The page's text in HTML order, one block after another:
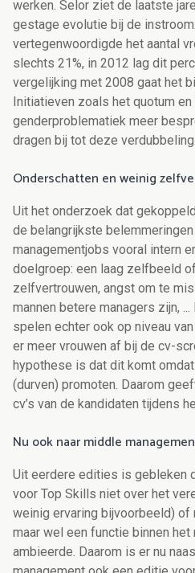
werken. Selor ziet de laatste
gestage evolutie bij de
vertegenwoordigde het aantal
slechts 21%, in 2012 lag dit
vergelijking met 2008 gaat het
Initiatieven zoals het quotum
genderproblematiek meer
dragen bij tot deze verdubbeling.
Onderschatten en weinig
Uit het onderzoek dat
de belangrijkste
managementjobs vooral intern
doelgroep: een laag zelfbeeld
zelfvertrouwen, angst om te
mannen betere managers zijn,
spelen echter ook op niveau
er meer vrouwen af bij de cv-
hypothese is dat dit komt
(durven) promoten. Daarom
cv’s van de kandidaten tijdens
Nu ook naar middle
Uit eerdere edities is gebleken
voor Top Skills niet over het
weinig ervaring bijvoorbeeld)
maar wel een functie binnen
ambieerde. Daarom is er nu